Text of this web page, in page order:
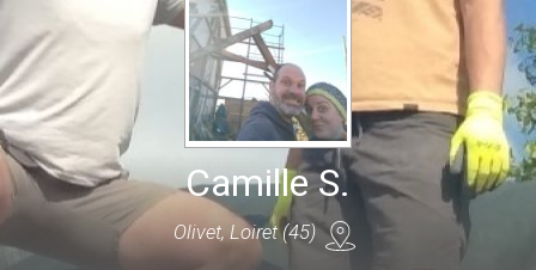
Camille S.
Olivet, Loiret (45)